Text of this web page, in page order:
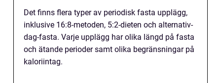
Det finns flera typer av periodisk fasta upplägg,
inklusive 16:8-metoden, 5:2-dieten och alternativ-
dag-fasta. Varje upplägg har olika längd på fasta
och ätande perioder samt olika begränsningar på
kaloriintag.